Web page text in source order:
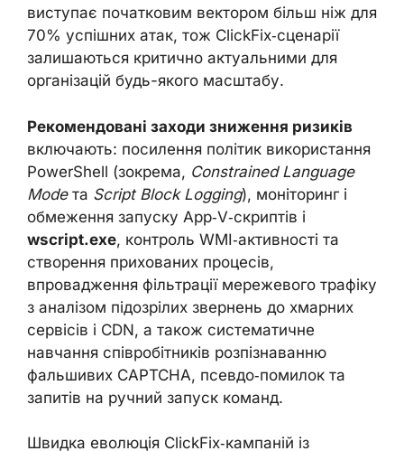
виступає початковим вектором більш ніж для
70% успішних атак, тож ClickFix‑сценарії
залишаються критично актуальними для
організацій будь-якого масштабу.
Рекомендовані заходи зниження ризиків
включають: посилення політик використання
PowerShell (зокрема, Constrained Language
Modeта Script Block Logging), моніторинг і
обмеження запуску App‑V‑скриптів і
wscript.exe, контроль WMI‑активності та
створення прихованих процесів,
впровадження фільтрації мережевого трафіку
з аналізом підозрілих звернень до хмарних
сервісів і CDN, а також систематичне
навчання співробітників розпізнаванню
фальшивих CAPTCHA, псевдо‑помилок та
запитів на ручний запуск команд.
Швидка еволюція ClickFix‑кампаній із